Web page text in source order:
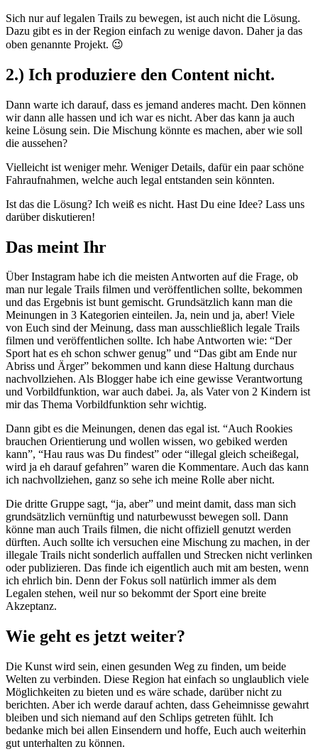
Sich nur auf legalen Trails zu bewegen, ist auch nicht die Lösung.
Dazu gibt es in der Region einfach zu wenige davon. Daher ja das
oben genannte Projekt. 😉
2.) Ich produziere den Content nicht.
Dann warte ich darauf, dass es jemand anderes macht. Den können
wir dann alle hassen und ich war es nicht. Aber das kann ja auch
keine Lösung sein. Die Mischung könnte es machen, aber wie soll
die aussehen?
Vielleicht ist weniger mehr. Weniger Details, dafür ein paar schöne
Fahraufnahmen, welche auch legal entstanden sein könnten.
Ist das die Lösung? Ich weiß es nicht. Hast Du eine Idee? Lass uns
darüber diskutieren!
Das meint Ihr
Über Instagram habe ich die meisten Antworten auf die Frage, ob
man nur legale Trails filmen und veröffentlichen sollte, bekommen
und das Ergebnis ist bunt gemischt. Grundsätzlich kann man die
Meinungen in 3 Kategorien einteilen. Ja, nein und ja, aber! Viele
von Euch sind der Meinung, dass man ausschließlich legale Trails
filmen und veröffentlichen sollte. Ich habe Antworten wie: “Der
Sport hat es eh schon schwer genug” und “Das gibt am Ende nur
Abriss und Ärger” bekommen und kann diese Haltung durchaus
nachvollziehen. Als Blogger habe ich eine gewisse Verantwortung
und Vorbildfunktion, war auch dabei. Ja, als Vater von 2 Kindern ist
mir das Thema Vorbildfunktion sehr wichtig.
Dann gibt es die Meinungen, denen das egal ist. “Auch Rookies
brauchen Orientierung und wollen wissen, wo gebiked werden
kann”, “Hau raus was Du findest” oder “illegal gleich scheißegal,
wird ja eh darauf gefahren” waren die Kommentare. Auch das kann
ich nachvollziehen, ganz so sehe ich meine Rolle aber nicht.
Die dritte Gruppe sagt, “ja, aber” und meint damit, dass man sich
grundsätzlich vernünftig und naturbewusst bewegen soll. Dann
könne man auch Trails filmen, die nicht offiziell genutzt werden
dürften. Auch sollte ich versuchen eine Mischung zu machen, in der
illegale Trails nicht sonderlich auffallen und Strecken nicht verlinken
oder publizieren. Das finde ich eigentlich auch mit am besten, wenn
ich ehrlich bin. Denn der Fokus soll natürlich immer als dem
Legalen stehen, weil nur so bekommt der Sport eine breite
Akzeptanz.
Wie geht es jetzt weiter?
Die Kunst wird sein, einen gesunden Weg zu finden, um beide
Welten zu verbinden. Diese Region hat einfach so unglaublich viele
Möglichkeiten zu bieten und es wäre schade, darüber nicht zu
berichten. Aber ich werde darauf achten, dass Geheimnisse gewahrt
bleiben und sich niemand auf den Schlips getreten fühlt. Ich
bedanke mich bei allen Einsendern und hoffe, Euch auch weiterhin
gut unterhalten zu können.